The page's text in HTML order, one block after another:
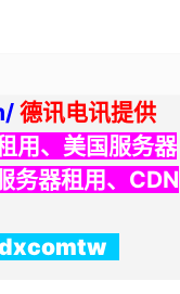
德讯电讯提供
用、 美国服务器
务器租用、 CDN